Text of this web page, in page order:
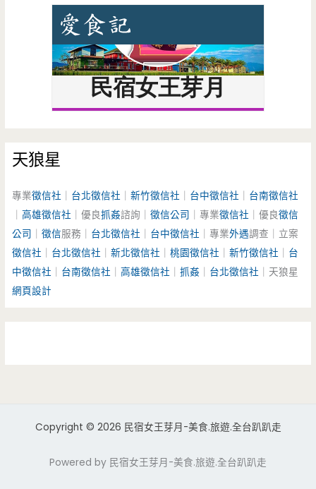
天狼星
專業徵信社 台北徵信社 ｜新竹徵信社 台中徵信社
台南徵信社
｜高雄徵信社 ｜優良抓姦諮詢｜徵信公司 ｜專業徵信社 ｜優良徵信
公司 ｜徵信服務｜ 台北徵信社 台中徵信社 ｜專業外遇調查｜立案
徵信社
台北徵信社 ｜新北徵信社 ｜桃園徵信社 ｜新竹徵信社
台
中徵信社
台南徵信社 ｜高雄徵信社 ｜抓姦 台北徵信社 ｜天狼星
網頁設計
Copyright © 2026 民宿女王芽月-美食.旅遊.全台趴趴走
Powered by 民宿女王芽月-美食.旅遊.全台趴趴走